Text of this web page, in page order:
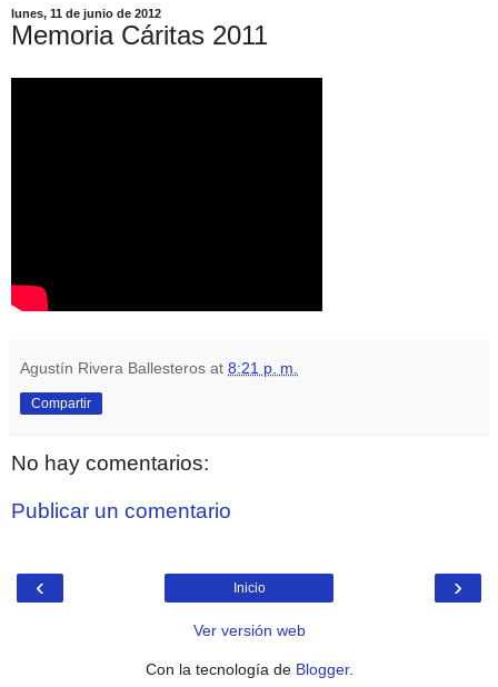
lunes, 11 de junio de 2012
Memoria Cáritas 2011
Agustín Rivera Ballesteros at 8:21 p. m.
Compartir
No hay comentarios:
Publicar un comentario
‹ ›
Inicio
Ver versión web
Con la tecnología de Blogger.